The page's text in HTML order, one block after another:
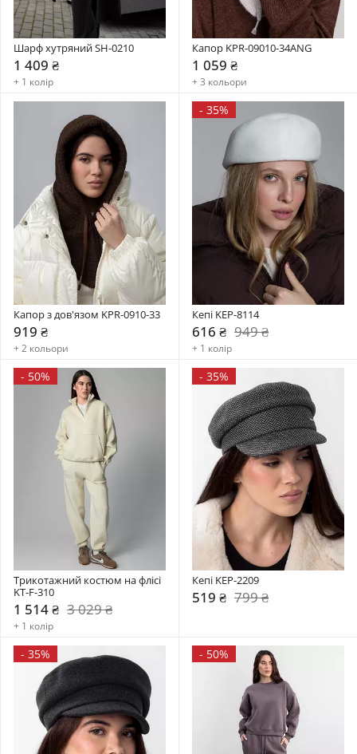
Шарф хутряний SH-0210
1 409 ₴
+ 1 колір
Капор KPR-09010-34ANG
1 059 ₴
+ 3 кольори
Капор з дов'язом KPR-0910-33
919 ₴
+ 2 кольори
- 35%
Кепі KEP-8114
616 ₴ 949 ₴
+ 1 колір
- 50%
Трикотажний костюм на флісі
KT-F-310
1 514 ₴ 3 029 ₴
+ 1 колір
- 35%
Кепі KEP-2209
519 ₴ 799 ₴
- 35% - 50%